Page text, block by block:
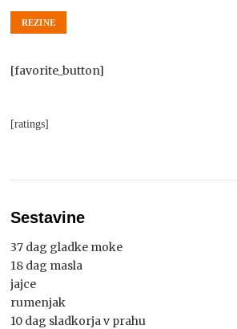
REZINE
[favorite_button]
[ratings]
Sestavine
37 dag gladke moke
18 dag masla
jajce
rumenjak
10 dag sladkorja v prahu